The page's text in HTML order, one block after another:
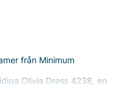
från Minimum
Olivia Dress 4238, en
på ett enastående
V-ringade halslinning är